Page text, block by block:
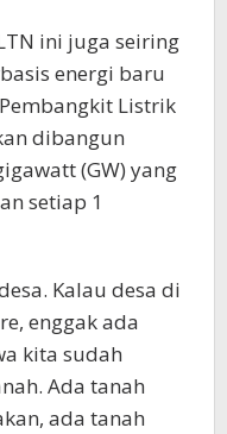
ini juga seiring
energi baru
Listrik
dibangun
(GW) yang
setiap 1
Kalau desa di
enggak ada
kita sudah
Ada tanah
ada tanah